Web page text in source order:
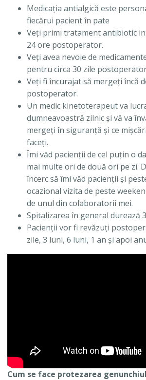
Medicaţia antialgică este
fiecărui pacient în pate
Veţi primi tratament antibiotic
24 ore postoperator.
Veţi avea nevoie de
pentru circa 30 zile
Veţi fi încurajat să mergeţi încă
postoperator.
Un medic kinetoterapeut va
dumneavoastră zilnic şi vă va
mergeţi în siguranţă şi ce
faceţi.
Îmi văd pacienţii de cel puţin o
mai multe ori de două ori pe zi.
încerc să îmi văd pacienţii şi
ocazional vizita de peste
de unul din colaboratorii mei.
Spitalizarea în general durează
Pacienţii vor fi revăzuţi
zile, 3 luni, 6 luni, 1 an şi apoi
Cum se face protezarea